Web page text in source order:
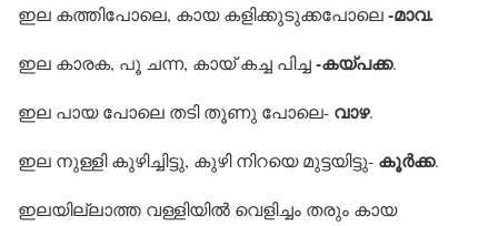
ഇല കത്തിപോലെ, കായ കളിക്കുടുക്കപോലെ-മാവ.
ഇല കാരക, പൂ ചന്ന, കായ് കച്ച പിച്ച-കയ്പക്ക.
ഇല പായ പോലെ തടി തൂണു പോലെ- വാഴ.
ഇല നുള്ളി കുഴിച്ചിട്ടു, കുഴി നിറയെ മുട്ടയിട്ടു- കൂര്‍ക്ക.
ഇലയില്ലാത്ത വള്ളിയില്‍ വെളിച്ചം തരും കായ